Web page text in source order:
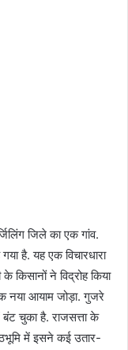
जिले का एक गांव.
है. यह एक विचारधारा
ने विद्रोह किया
नया आयाम जोड़ा. गुजरे
चुका है. राजसत्ता के
में इसने कई उतार-